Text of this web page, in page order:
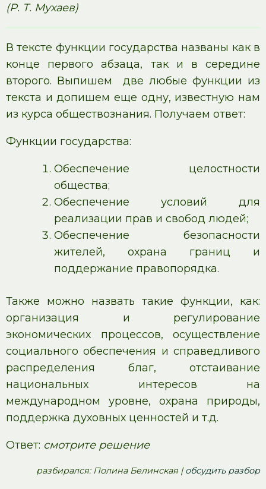
(Р. Т. Мухаев)
В тексте функции государства названы как в
конце первого абзаца, так и в середине
второго. Выпишем две любые функции из
текста и допишем еще одну, известную нам
из курса обществознания. Получаем ответ:
Функции государства:
Обеспечение целостности
общества;
Обеспечение условий для
реализации прав и свобод людей;
Обеспечение безопасности
жителей, охрана границ и
поддержание правопорядка.
Также можно назвать такие функции, как:
организация и регулирование
экономических процессов, осуществление
социального обеспечения и справедливого
распределения благ, отстаивание
национальных интересов на
международном уровне, охрана природы,
поддержка духовных ценностей и т.д.
Ответ: смотрите решение
pазбирался: Полина Белинская |обсудить разбор